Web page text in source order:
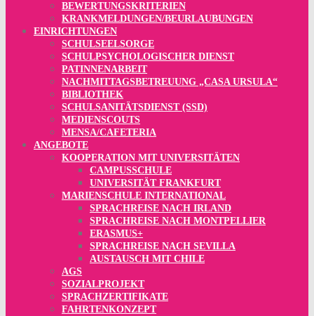
BEWERTUNGSKRITERIEN
KRANKMELDUNGEN/BEURLAUBUNGEN
EINRICHTUNGEN
SCHULSEELSORGE
SCHULPSYCHOLOGISCHER DIENST
PATINNENARBEIT
NACHMITTAGSBETREUUNG „CASA URSULA“
BIBLIOTHEK
SCHULSANITÄTSDIENST (SSD)
MEDIENSCOUTS
MENSA/CAFETERIA
ANGEBOTE
KOOPERATION MIT UNIVERSITÄTEN
CAMPUSSCHULE
UNIVERSITÄT FRANKFURT
MARIENSCHULE INTERNATIONAL
SPRACHREISE NACH IRLAND
SPRACHREISE NACH MONTPELLIER
ERASMUS+
SPRACHREISE NACH SEVILLA
AUSTAUSCH MIT CHILE
AGS
SOZIALPROJEKT
SPRACHZERTIFIKATE
FAHRTENKONZEPT